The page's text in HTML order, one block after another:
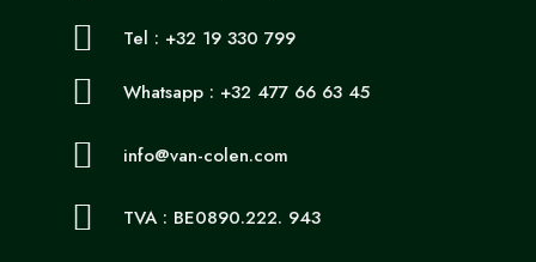
Tel : +32 19 330 799
Whatsapp : +32 477 66 63 45
info@van-colen.com
TVA : BE0890.222. 943